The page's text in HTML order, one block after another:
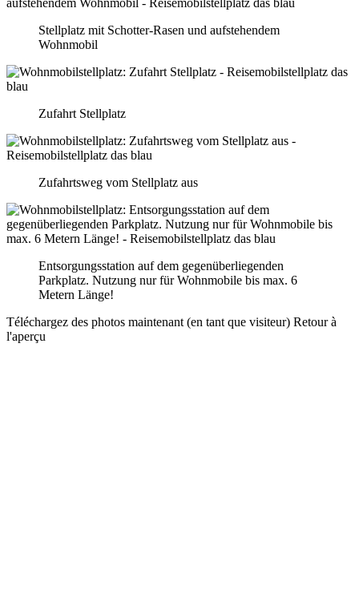
Stellplatz mit Schotter-Rasen und aufstehendem
Wohnmobil
Zufahrt Stellplatz
Zufahrtsweg vom Stellplatz aus
Entsorgungsstation auf dem gegenüberliegenden
Parkplatz. Nutzung nur für Wohnmobile bis max. 6
Metern Länge!
Téléchargez des photos maintenant (en tant que visiteur) Retour à
l'aperçu